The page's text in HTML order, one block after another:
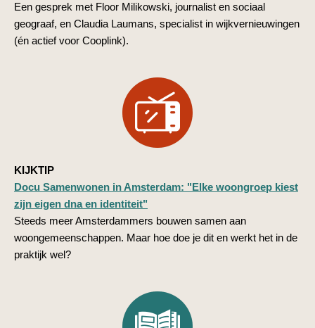
Een gesprek met Floor Milikowski, journalist en sociaal
geograaf, en Claudia Laumans, specialist in wijkvernieuwingen
(én actief voor Cooplink).
KIJKTIP
Docu Samenwonen in Amsterdam: "Elke woongroep kiest
zijn eigen dna en identiteit"
Steeds meer Amsterdammers bouwen samen aan
woongemeenschappen. Maar hoe doe je dit en werkt het in de
praktijk wel?